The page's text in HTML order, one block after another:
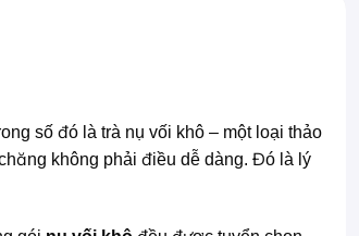
số đó là trà nụ vối khô – một loại thảo
không phải điều dễ dàng. Đó là lý